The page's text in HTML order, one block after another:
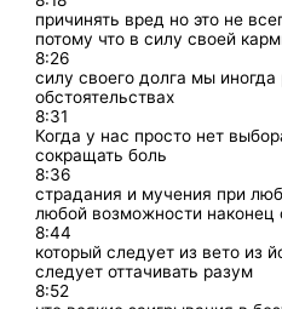
причинять вред но это не
потому что в силу своей
8:26
силу своего долга мы
обстоятельствах
8:31
Когда у нас просто нет
сокращать боль
8:36
страдания и мучения при
любой возможности
8:44
который следует из вето из
следует оттачивать разум
8:52